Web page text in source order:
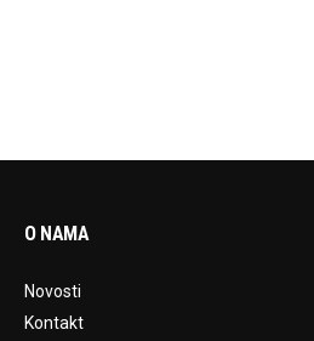
O NAMA
Novosti
Kontakt